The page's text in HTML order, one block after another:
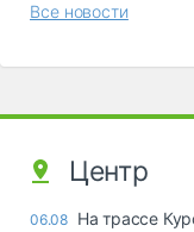
Все новости
Центр
06.08 На трассе